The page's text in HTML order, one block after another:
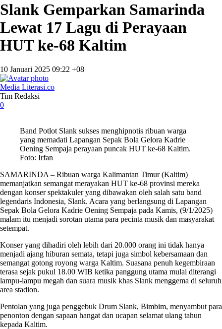
Slank Gemparkan Samarinda
Lewat 17 Lagu di Perayaan
HUT ke-68 Kaltim
10 Januari 2025 09:22 +08
Media Literasi.co
Tim Redaksi
0
Band Potlot Slank sukses menghipnotis ribuan warga
yang memadati Lapangan Sepak Bola Gelora Kadrie
Oening Sempaja perayaan puncak HUT ke-68 Kaltim.
Foto: Irfan
SAMARINDA – Ribuan warga Kalimantan Timur (Kaltim)
memanjatkan semangat merayakan HUT ke-68 provinsi mereka
dengan konser spektakuler yang dibawakan oleh salah satu band
legendaris Indonesia, Slank. Acara yang berlangsung di Lapangan
Sepak Bola Gelora Kadrie Oening Sempaja pada Kamis, (9/1/2025)
malam itu menjadi sorotan utama para pecinta musik dan masyarakat
setempat.
Konser yang dihadiri oleh lebih dari 20.000 orang ini tidak hanya
menjadi ajang hiburan semata, tetapi juga simbol kebersamaan dan
semangat gotong royong warga Kaltim. Suasana penuh kegembiraan
terasa sejak pukul 18.00 WIB ketika panggung utama mulai diterangi
lampu-lampu megah dan suara musik khas Slank menggema di seluruh
area stadion.
Pentolan yang juga penggebuk Drum Slank, Bimbim, menyambut para
penonton dengan sapaan hangat dan ucapan selamat ulang tahun
kepada Kaltim.